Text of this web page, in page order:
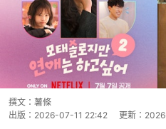
撰文： 薯條
出版： 2026-07-11 22:42 更新：